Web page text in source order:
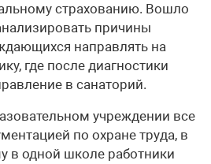
страхованию. Вошло
причины
направлять на
где после диагностики
в санаторий.
учреждении все
по охране труда, в
в одной школе работники